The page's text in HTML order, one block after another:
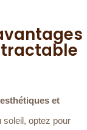
et
soleil, optez pour